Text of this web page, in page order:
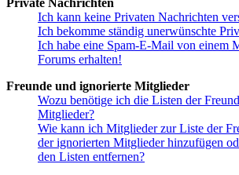
Ich kann keine Privaten Nachrichten
Ich bekomme ständig unerwünschte
Ich habe eine Spam-E-Mail von einem
Forums erhalten!
Freunde und ignorierte Mitglieder
Wozu benötige ich die Listen der
Mitglieder?
Wie kann ich Mitglieder zur Liste der
der ignorierten Mitglieder hinzufügen
den Listen entfernen?